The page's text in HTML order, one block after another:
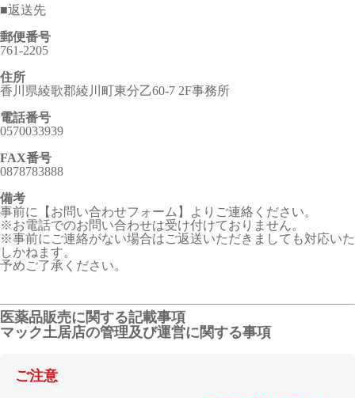
■返送先
郵便番号
761-2205
住所
香川県綾歌郡綾川町東分乙60-7 2F事務所
電話番号
0570033939
FAX番号
0878783888
備考
事前に【お問い合わせフォーム】よりご連絡ください。
※お電話でのお問い合わせは受け付けておりません。
※事前にご連絡がない場合はご返送いただきましても対応いた
しかねます。
予めご了承ください。
医薬品販売に関する記載事項
マック土居店の管理及び運営に関する事項
ご注意